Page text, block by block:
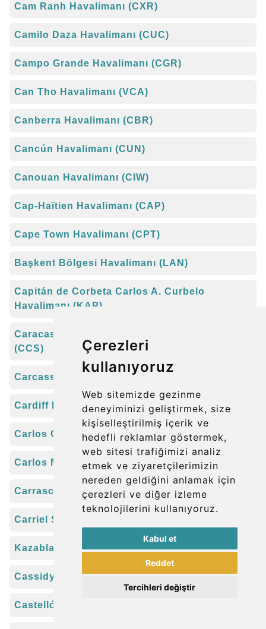
Çerezleri
kullanıyoruz
Web sitemizde gezinme
deneyiminizi geliştirmek, size
kişiselleştirilmiş içerik ve
hedefli reklamlar göstermek,
web sitesi trafiğimizi analiz
etmek ve ziyaretçilerimizin
nereden geldiğini anlamak için
çerezleri ve diğer izleme
teknolojilerini kullanıyoruz.
Kabul et
Reddet
Tercihleri değiştir
Cam Ranh Havalimanı (CXR)
Camilo Daza Havalimanı (CUC)
Campo Grande Havalimanı (CGR)
Can Tho Havalimanı (VCA)
Canberra Havalimanı (CBR)
Cancún Havalimanı (CUN)
Canouan Havalimanı (CIW)
Cap-Haïtien Havalimanı (CAP)
Cape Town Havalimanı (CPT)
Başkent Bölgesi Havalimanı (LAN)
Capitán de Corbeta Carlos A. Curbelo
Havalimanı (KAP)
Caracas Maiquetia Simon Bolivar Havalimanı
(CCS)
Carcassonne Havalimanı (CCF)
Cardiff Havaalanı (CWL)
Carlos Concha Torres Havalimanı (ESM)
Carlos Martínez de Pinillos Havalimanı (TRU)
Carrasco Havaalanı (MVD)
Carriel Sur Havalimanı (CCP)
Kazablanka Muhammed V Havalimanı (CMN)
Cassidy Havaalanı (CXI)
Castellón-Costa Azahar Havalimanı (CDT)